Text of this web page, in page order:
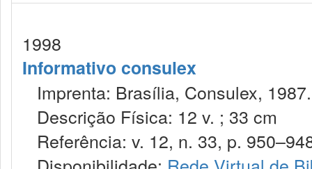
1998
Informativo consulex
Imprenta: Brasília, Consulex, 1987.
Descrição Física: 12 v. ; 33 cm
Referência: v. 12, n. 33, p.